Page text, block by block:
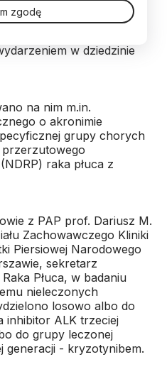
Towarzystwa
Society of Clinical
w dziedzinie
na nim m.in.
o akronimie
grupy chorych
raka płuca z
z PAP prof. Dariusz M.
Zachowawczego Kliniki
Piersiowej Narodowego
sekretarz
Płuca, w badaniu
nieleczonych
losowo albo do
inhibitor ALK trzeciej
do grupy leczonej
generacji - kryzotynibem.
zgodę